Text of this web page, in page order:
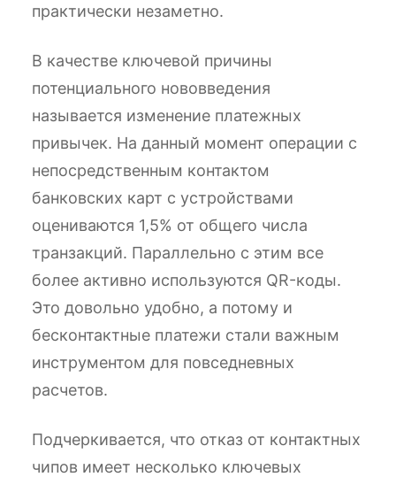
практически незаметно.
В качестве ключевой причины
потенциального нововведения
называется изменение платежных
привычек. На данный момент операции с
непосредственным контактом
банковских карт с устройствами
оцениваются 1,5% от общего числа
транзакций. Параллельно с этим все
более активно используются QR-коды.
Это довольно удобно, а потому и
бесконтактные платежи стали важным
инструментом для повседневных
расчетов.
Подчеркивается, что отказ от контактных
чипов имеет несколько ключевых